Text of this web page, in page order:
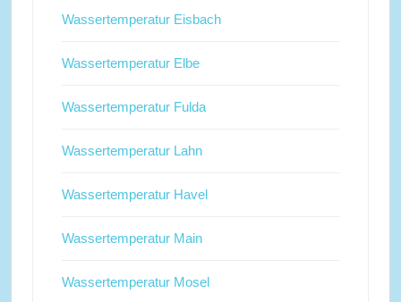
Wassertemperatur Eisbach
Wassertemperatur Elbe
Wassertemperatur Fulda
Wassertemperatur Lahn
Wassertemperatur Havel
Wassertemperatur Main
Wassertemperatur Mosel